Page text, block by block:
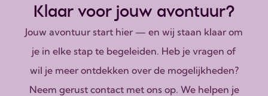
Klaar voor jouw avontuur?
Jouw avontuur start hier — en wij staan klaar om
je in elke stap te begeleiden. Heb je vragen of
wil je meer ontdekken over de mogelijkheden?
Neem gerust contact met ons op. We helpen je